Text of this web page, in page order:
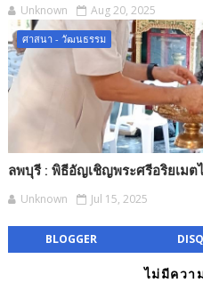
Unknown Aug 20, 2025
ศาสนา - วัฒนธรรม
ลพบุรี : พิธีอัญเชิญพระศรีอริยเมต
Unknown Jul 15, 2025
BLOGGER
ไม่มีควา